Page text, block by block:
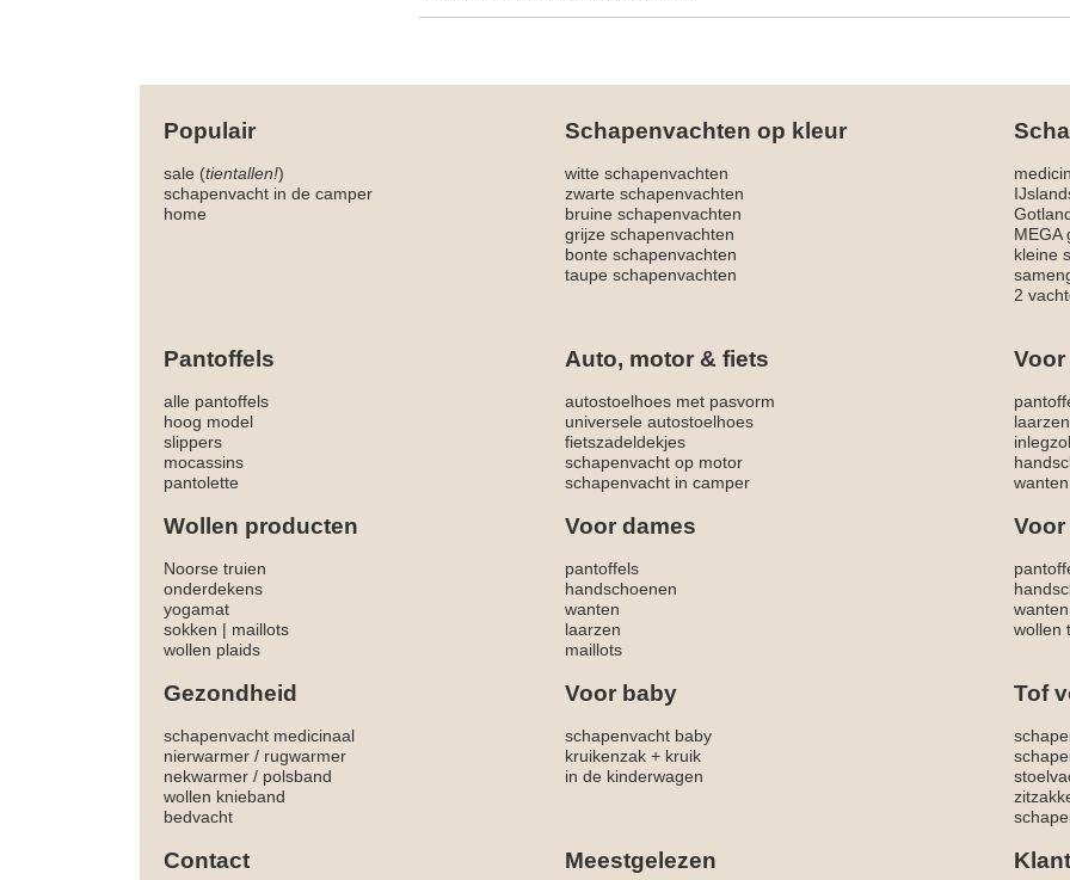
Populair Schapenvachten op kleur
sale (tientallen!) witte schapenvachten
schapenvacht in de camper
zwarte schapenvachten
home
bruine schapenvachten
grijze schapenvachten
MEGA
bonte schapenvachten
kleine
taupe schapenvachten
2
Pantoffels Auto, motor & fiets
alle pantoffels autostoelhoes met pasvorm
hoog model
universele autostoelhoes
laarzen
slippers
fietszadeldekjes
mocassins
schapenvacht op motor
pantolette
schapenvacht in camper wanten
Wollen producten Voor dames Voor
Noorse truien pantoffels
onderdekens
handschoenen
yogamat
wanten
wanten
sokken | maillots laarzen
wollen
wollen plaids
maillots
Gezondheid Voor baby Tof
schapenvacht medicinaal schapenvacht baby
nierwarmer / rugwarmer kruikenzak + kruik
nekwarmer / polsband in de kinderwagen
wollen knieband
bedvacht
Contact Meestgelezen